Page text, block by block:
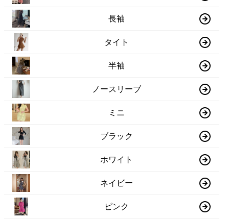
長袖
タイト
半袖
ノースリーブ
ミニ
ブラック
ホワイト
ネイビー
ピンク